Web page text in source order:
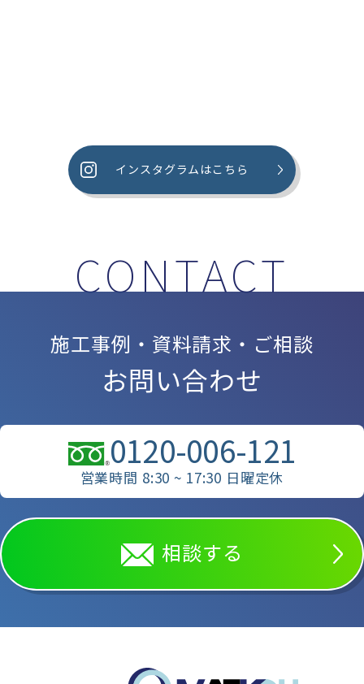
インスタグラムはこちら
施工事例・資料請求・ご相談
お問い合わせ
0120-006-121
営業時間 8:30 ~ 17:30 日曜定休
相談する